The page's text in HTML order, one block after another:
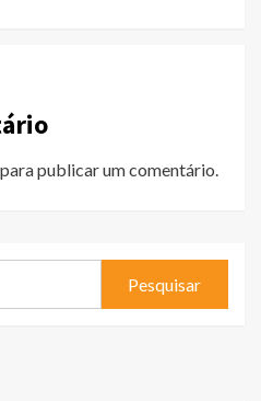
para publicar um comentário.